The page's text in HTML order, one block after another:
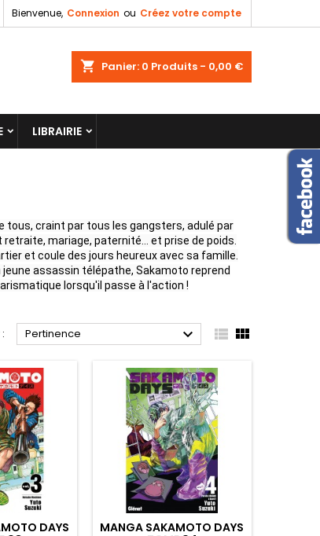
Bienvenue, Connexion ou Créez votre compte
shopping_cart Panier: 0 Produits - 0,00 €
LIBRAIRIE
tous, craint par tous les gangsters, adulé par
mariage, paternité… et prise de poids.
et coule des jours heureux avec sa famille.
assassin télépathe, Sakamoto reprend
lorsqu'il passe à l'action !
Pertinence   
DAYS
MANGA SAKAMOTO DAYS